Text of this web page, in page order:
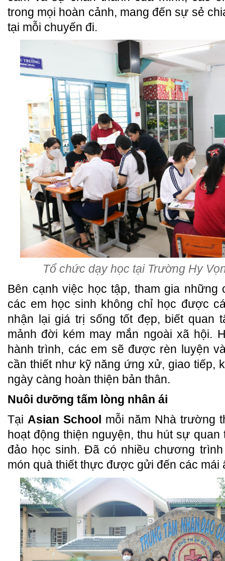
trong mọi hoàn cảnh, mang đến sự sẻ
tại mỗi chuyến đi.
Tổ chức dạy học tại Trường Hy
Bên cạnh việc học tập, tham gia những
các em học sinh không chỉ học được
nhận lại giá trị sống tốt đẹp, biết quan
mảnh đời kém may mắn ngoài xã hội.
hành trình, các em sẽ được rèn luyện
cần thiết như kỹ năng ứng xử, giao tiếp,
ngày càng hoàn thiện bản thân.
Nuôi dưỡng tấm lòng nhân ái
Tại Asian School mỗi năm Nhà trường
hoạt động thiện nguyện, thu hút sự
đảo học sinh. Đã có nhiều chương
món quà thiết thực được gửi đến các